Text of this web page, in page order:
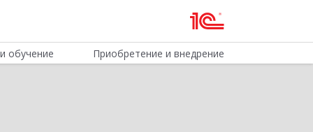
обучение Приобретение и внедрение